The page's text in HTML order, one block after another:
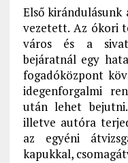
Első kirándulásunk
vezetett. Az ókori
város és a
bejáratnál egy
fogadóközpont
idegenforgalmi
után lehet
illetve autóra
az egyéni
kapukkal,